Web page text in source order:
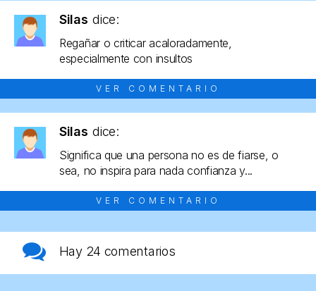
Silas dice:
Regañar o criticar acaloradamente,
especialmente con insultos
VER COMENTARIO
Silas dice:
Significa que una persona no es de fiarse, o
sea, no inspira para nada confianza y...
VER COMENTARIO
Hay 24 comentarios